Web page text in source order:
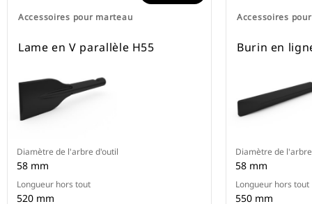
Accessoires pour marteau
Lame en V parallèle H55
Diamètre de l'arbre d'outil
58 mm
Longueur hors tout
520 mm
Accessoires
Burin en
Diamètre de
58 mm
Longueur hors tout
550 mm